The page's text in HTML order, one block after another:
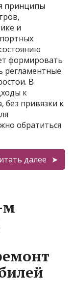
принципы
и
формировать
регламентные
В
к
без привязки к
обратиться
далее
м